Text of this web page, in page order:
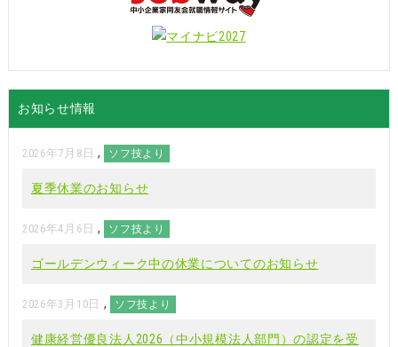
お知らせ情報
2026年7月8日 , ソフ技より
夏季休業のお知らせ
2026年4月6日 , ソフ技より
ゴールデンウィーク中の休業についてのお知らせ
2026年3月10日 , ソフ技より
健康経営優良法人2026（中小規模法人部門）の認定を受